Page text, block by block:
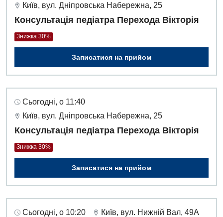
Київ, вул. Дніпровська Набережна, 25
Консультація педіатра Перехода Вікторія
Знижка 30%
Записатися на прийом
Сьогодні, о 11:40
Київ, вул. Дніпровська Набережна, 25
Консультація педіатра Перехода Вікторія
Знижка 30%
Записатися на прийом
Сьогодні, о 10:20 Київ, вул. Нижній Вал, 49А